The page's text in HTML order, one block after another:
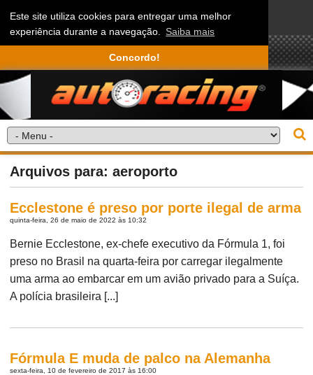
Este site utiliza cookies para entregar uma melhor
experiência durante a navegação. Saiba mais
Concordo!
Arquivos para: aeroporto
Ecclestone é preso por porte ilegal de arma
quinta-feira, 26 de maio de 2022 às 10:32
Bernie Ecclestone, ex-chefe executivo da Fórmula 1, foi
preso no Brasil na quarta-feira por carregar ilegalmente
uma arma ao embarcar em um avião privado para a Suíça.
A polícia brasileira [...]
Fórmula E muda de palco na Alemanha
sexta-feira, 10 de fevereiro de 2017 às 16:00